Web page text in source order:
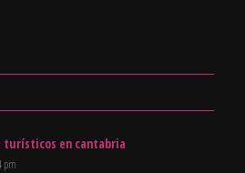
turísticos en cantabria
pm